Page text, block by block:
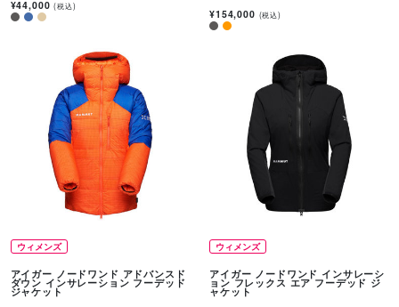
¥44,000(税込)
¥154,000 (税込)
ウィメンズ
アイガー ノードワンド アドバンスド
ダウン インサレーション フーデッド
ジャケット
ウィメンズ
アイガー ノードワンド インサレーシ
ョン フレックス エア フーデッド ジ
ャケット